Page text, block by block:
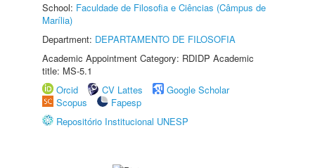
School: Faculdade de Filosofia e Ciências (Câmpus de
Marília)
Department: DEPARTAMENTO DE FILOSOFIA
Academic Appointment Category: RDIDP Academic
title: MS-5.1
Orcid
CV Lattes
Google Scholar
Scopus
Fapesp
Repositório Institucional UNESP